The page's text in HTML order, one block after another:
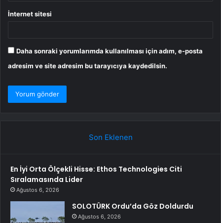
İnternet sitesi
Daha sonraki yorumlarımda kullanılması için adım, e-posta
adresim ve site adresim bu tarayıcıya kaydedilsin.
Son Eklenen
En İyi Orta Ölçekli Hisse: Ethos Technologies Citi
Sıralamasında Lider
Ağustos 6, 2026
SOLOTÜRK Ordu’da Göz Doldurdu
Ağustos 6, 2026